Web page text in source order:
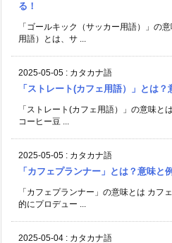
る！
「ゴールキック（サッカー用語）」の
用語）とは、サ ...
2025-05-05 : カタカナ語
「ストレート(カフェ用語）」とは
「ストレート(カフェ用語）」の意味と
コーヒー豆 ...
2025-05-05 : カタカナ語
「カフェプランナー」とは？意味と
「カフェプランナー」の意味とは カフ
的にプロデュー ...
2025-05-04 : カタカナ語